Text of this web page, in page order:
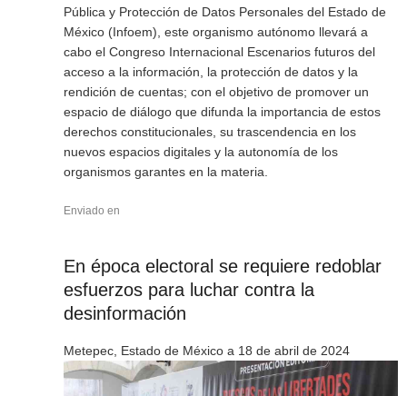
Pública y Protección de Datos Personales del Estado de
México (Infoem), este organismo autónomo llevará a
cabo el Congreso Internacional Escenarios futuros del
acceso a la información, la protección de datos y la
rendición de cuentas; con el objetivo de promover un
espacio de diálogo que difunda la importancia de estos
derechos constitucionales, su trascendencia en los
nuevos espacios digitales y la autonomía de los
organismos garantes en la materia.
Enviado en
En época electoral se requiere redoblar
esfuerzos para luchar contra la
desinformación
Metepec, Estado de México a 18 de abril de 2024